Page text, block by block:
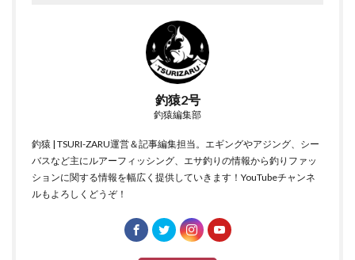
釣猿2号
釣猿編集部
釣猿 | TSURI-ZARU運営＆記事編集担当。エギングやアジング、シー
バスなど主にルアーフィッシング、エサ釣りの情報から釣りファッ
ションに関する情報を幅広く提供していきます！YouTubeチャンネ
ルもよろしくどうぞ！